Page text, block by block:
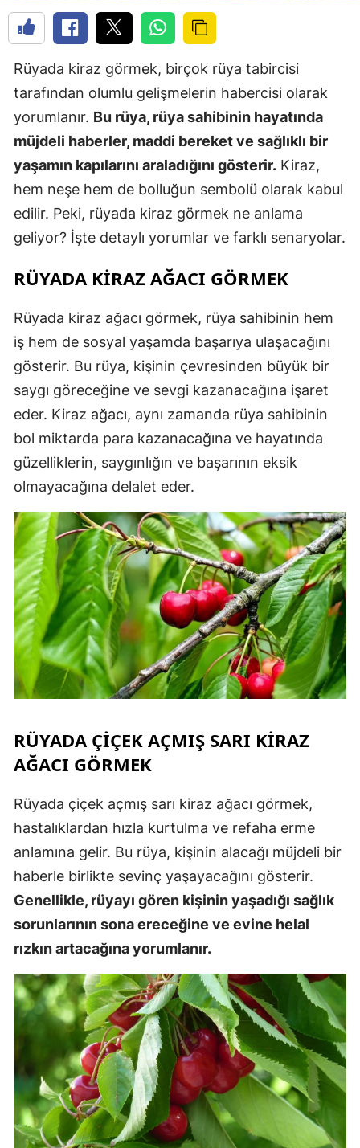
Rüyada kiraz görmek, birçok rüya tabircisi
tarafından olumlu gelişmelerin habercisi olarak
yorumlanır. Bu rüya, rüya sahibinin hayatında
müjdeli haberler, maddi bereket ve sağlıklı bir
yaşamın kapılarını araladığını gösterir. Kiraz,
hem neşe hem de bolluğun sembolü olarak kabul
edilir. Peki, rüyada kiraz görmek ne anlama
geliyor? İşte detaylı yorumlar ve farklı senaryolar.
RÜYADA KIRAZ AĞACI GÖRMEK
Rüyada kiraz ağacı görmek, rüya sahibinin hem
iş hem de sosyal yaşamda başarıya ulaşacağını
gösterir. Bu rüya, kişinin çevresinden büyük bir
saygı göreceğine ve sevgi kazanacağına işaret
eder. Kiraz ağacı, aynı zamanda rüya sahibinin
bol miktarda para kazanacağına ve hayatında
güzelliklerin, saygınlığın ve başarının eksik
olmayacağına delalet eder.
RÜYADA ÇIÇEK AÇMIŞ SARI KIRAZ
AĞACI GÖRMEK
Rüyada çiçek açmış sarı kiraz ağacı görmek,
hastalıklardan hızla kurtulma ve refaha erme
anlamına gelir. Bu rüya, kişinin alacağı müjdeli bir
haberle birlikte sevinç yaşayacağını gösterir.
Genellikle, rüyayı gören kişinin yaşadığı sağlık
sorunlarının sona ereceğine ve evine helal
rızkın artacağına yorumlanır.